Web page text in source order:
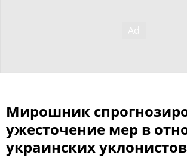
Мирошник
ужесточение мер в
украинских уклонистов